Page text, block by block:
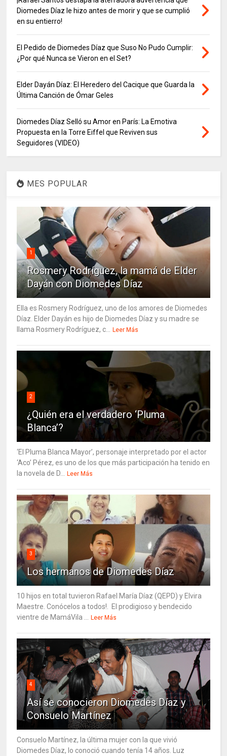
Diomedes Díaz le hizo antes de morir y que se cumplió
en su entierro!
El Pedido de Diomedes Díaz que Suso No Pudo Cumplir:
¿Por qué Nunca se Vieron en el Set?
Elder Dayán Díaz: El Heredero del Cacique que Guarda la
Última Canción de Ómar Geles
Diomedes Díaz Selló su Amor en París: La Emotiva
Propuesta en la Torre Eiffel que Reviven sus
Seguidores (VIDEO)
MES POPULAR
1
Rosmery Rodríguez, la mamá de Elder
Dayán con Diomedes Díaz
Ella es Rosmery Rodríguez, uno de los amores de Diomedes
Díaz. Elder Dayán es hijo de Diomedes Díaz y su madre se
llama Rosmery Rodríguez, c...
Leer Más
2
¿Quién era el verdadero ‘Pluma
Blanca’?
‘El Pluma Blanca Mayor’, personaje interpretado por el actor
‘Aco’ Pérez, es uno de los que más participación ha tenido en
la novela de D...
Leer Más
3
Los hermanos de Diomedes Díaz
10 hijos en total tuvieron Rafael María Díaz (QEPD) y Elvira
Maestre. Conócelos a todos!. El prodigioso y bendecido
vientre de MamáVila ...
Leer Más
4
Así se conocieron Diomedes Díaz y
Consuelo Martínez
Consuelo Martínez, la última mujer con la que vivió
Diomedes Díaz, lo conoció cuando tenía 14 años. Luz